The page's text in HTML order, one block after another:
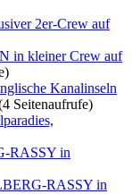
2er-Crew auf
in kleiner Crew auf
Kanalinseln
Seitenaufrufe)
RASSY in
RASSY in